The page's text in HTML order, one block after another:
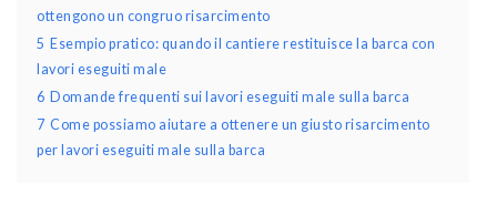
ottengono un congruo risarcimento
5 Esempio pratico: quando il cantiere restituisce la barca con
lavori eseguiti male
6 Domande frequenti sui lavori eseguiti male sulla barca
7 Come possiamo aiutare a ottenere un giusto risarcimento
per lavori eseguiti male sulla barca